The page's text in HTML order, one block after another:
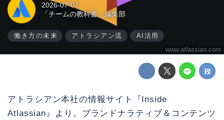
www.atlassian.com
2026-07-07
「チームの教科書」編集部
働き方の未来 アトラシアン流 AI活用
アトラシアン本社の情報サイト『Inside
Atlassian』より。ブランドナラティブ＆コンテンツ